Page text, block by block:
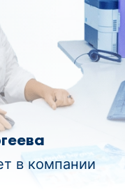
в компании